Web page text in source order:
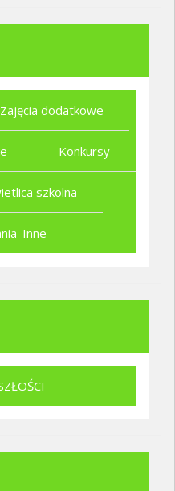
Zajęcia dodatkowe
Konkursy
szkolna